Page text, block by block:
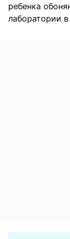
ребенка
лаборатории